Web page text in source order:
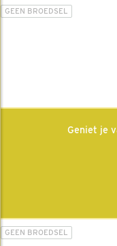
GEEN BROEDSEL
Geniet je
GEEN BROEDSEL